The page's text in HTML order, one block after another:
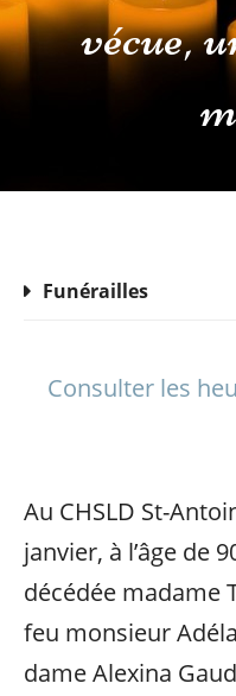
vécue,
Funérailles
Consulter les
Au CHSLD St-
janvier, à l’âge de
décédée madame
feu monsieur
dame Alexina